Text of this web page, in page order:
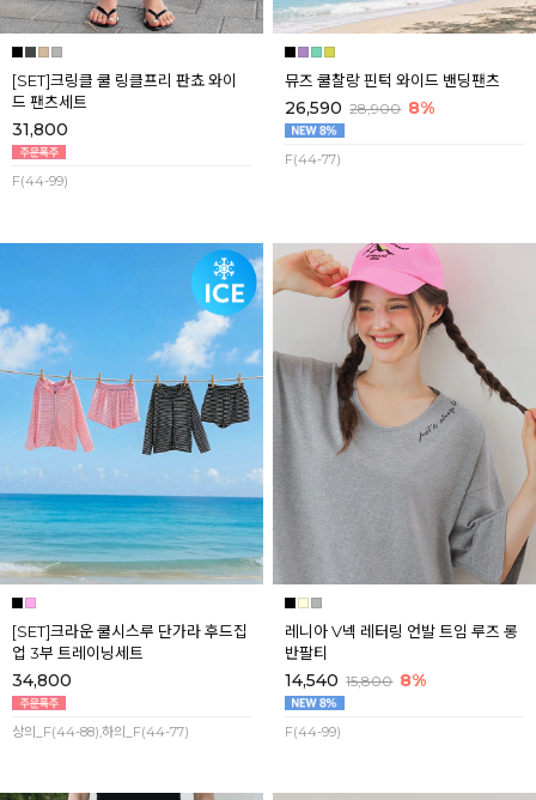
[SET]크링클 쿨 링클프리 판쵸 와이
드 팬츠세트
31,800
F(44-99)
뮤즈 쿨찰랑 핀턱 와이드 밴딩팬츠
26,590 28,900 8%
F(44-77)
[SET]크라운 쿨시스루 단가라 후드집
업 3부 트레이닝세트
34,800
상의_F(44-88),하의_F(44-77)
레니아 V넥 레터링 언발 트임 루즈 롱
반팔티
14,540 15,800 8%
F(44-99)